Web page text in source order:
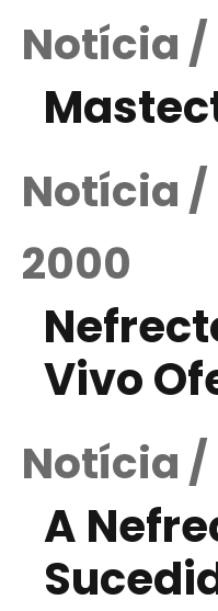
Notícia /
Notícia /
2000
Vivo
Notícia /
A